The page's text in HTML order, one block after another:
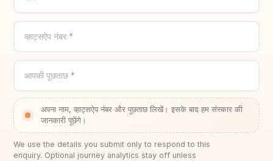
व्हाट्सऐप नंबर *
आपकी पूछताछ *
अपना नाम, व्हाट्सऐप नंबर और पूछताछ लिखें। इसके बाद हम संस्कार की
जानकारी पूछेंगे।
We use the details you submit only to respond to this
enquiry. Optional journey analytics stay off unless